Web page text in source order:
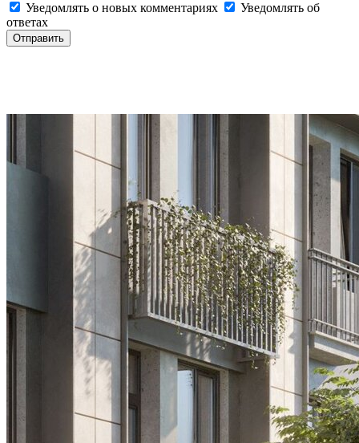
Уведомлять о новых комментариях
Уведомлять об
ответах
Отправить